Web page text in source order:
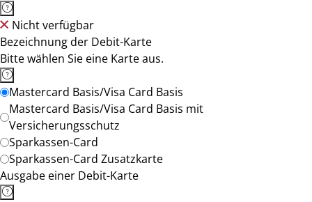
Nicht verfügbar
Bezeichnung der Debit-Karte
Bitte wählen Sie eine Karte aus.
Mastercard Basis/Visa Card Basis
Mastercard Basis/Visa Card Basis mit
Versicherungsschutz
Sparkassen-Card
Sparkassen-Card Zusatzkarte
Ausgabe einer Debit-Karte